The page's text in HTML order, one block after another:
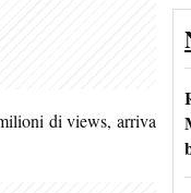
di views, arriva